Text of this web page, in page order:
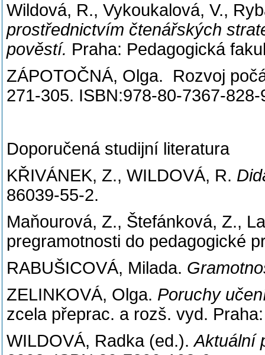
Wildová, R., Vykoukalová, V.,
prostřednictvím čtenářských
pověstí. Praha: Pedagogická
ZÁPOTOČNÁ, Olga. Rozvoj
271-305. ISBN:978-80-7367-828-
Doporučená studijní literatura
KŘIVÁNEK, Z., WILDOVÁ, R.
86039-55-2.
Maňourová, Z., Štefánková, Z.,
pregramotnosti do pedagogické
RABUŠICOVÁ, Milada.
ZELINKOVÁ, Olga. Poruchy
zcela přeprac. a rozš. vyd.
WILDOVÁ, Radka (ed.).Aktuální